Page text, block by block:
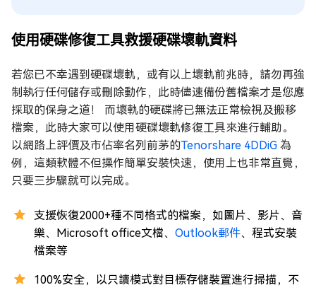
使用硬碟修復工具救援硬碟壞軌資料
若您已不幸遇到硬碟壞軌，或有以上壞軌前兆時，請勿再強
制執行任何儲存或刪除動作，此時儘速備份舊檔案才是您應
採取的保身之道！ 而壞軌的硬碟將已無法正常檢視及搬移
檔案，此時大家可以使用硬碟壞軌修復工具來進行輔助。
以網路上評價及市佔率名列前茅的Tenorshare 4DDiG 為
例，這類軟體不但操作簡單安裝快速，使用上也非常直覺，
只要三步驟就可以完成。
支援恢復2000+種不同格式的檔案，如圖片、影片、音
樂、Microsoft office文檔、 Outlook郵件、程式安裝
檔案等
100%安全，以只讀模式對目標存儲裝置進行掃描，不